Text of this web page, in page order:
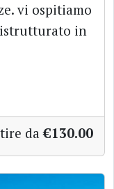
vi ospitiamo
in
da €130.00